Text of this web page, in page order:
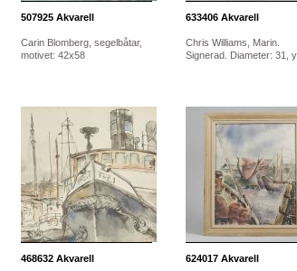
507925Akvarell
Carin Blomberg, segelbåtar,
motivet: 42x58
633406Akvarell
Chris Williams, Marin.
Signerad. Diameter: 31,
468632Akvarell 624017Akvarell